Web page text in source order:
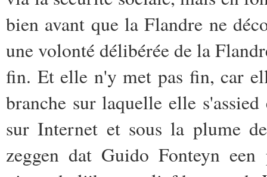
bien avant que la Flandre ne
une volonté délibérée de la
fin. Et elle n'y met pas fin, car
branche sur laquelle elle
sur Internet et sous la plume
zeggen dat Guido Fonteyn